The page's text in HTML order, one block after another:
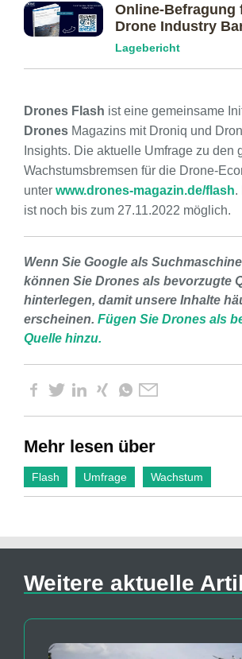
Online-Befragung
Drone Industry
Lagebericht
Drones Flash ist eine gemeinsame
Drones Magazins mit Droniq und
Insights. Die aktuelle Umfrage zu den
Wachstumsbremsen für die Drone-
unter www.drones-magazin.de/flash.
ist noch bis zum 27.11.2022 möglich.
Wenn Sie Google als
können Sie Drones als bevorzugte
hinterlegen, damit unsere Inhalte
erscheinen. Fügen Sie Drones als
Quelle hinzu.
Mehr lesen über
Flash Umfrage Wachstum
Weitere aktuelle